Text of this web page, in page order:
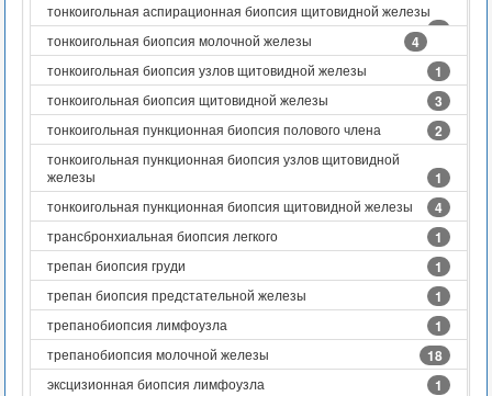
тонкоигольная аспирационная биопсия щитовидной железы
6
тонкоигольная биопсия молочной железы 4
тонкоигольная биопсия узлов щитовидной железы 1
тонкоигольная биопсия щитовидной железы 3
тонкоигольная пункционная биопсия полового члена 2
тонкоигольная пункционная биопсия узлов щитовидной
железы
1
тонкоигольная пункционная биопсия щитовидной железы 4
трансбронхиальная биопсия легкого 1
трепан биопсия груди 1
трепан биопсия предстательной железы 1
трепанобиопсия лимфоузла 1
трепанобиопсия молочной железы 18
эксцизионная биопсия лимфоузла 1